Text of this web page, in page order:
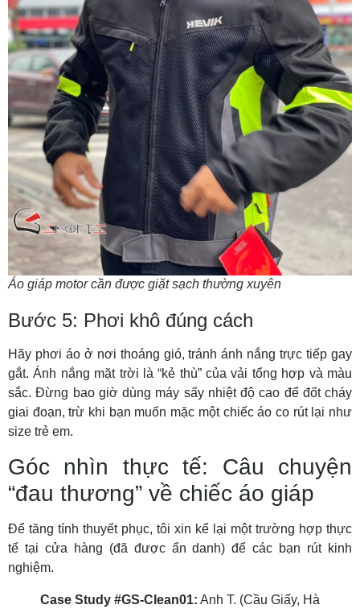
Áo giáp motor cần được giặt sạch thường xuyên
Bước 5: Phơi khô đúng cách
Hãy phơi áo ở nơi thoáng gió, tránh ánh nắng trực tiếp gay
gắt. Ánh nắng mặt trời là “kẻ thù” của vải tổng hợp và màu
sắc. Đừng bao giờ dùng máy sấy nhiệt độ cao để đốt cháy
giai đoạn, trừ khi bạn muốn mặc một chiếc áo co rút lại như
size trẻ em.
Góc nhìn thực tế: Câu chuyện
“đau thương” về chiếc áo giáp
Để tăng tính thuyết phục, tôi xin kể lại một trường hợp thực
tế tại cửa hàng (đã được ẩn danh) để các bạn rút kinh
nghiệm.
Case Study #GS-Clean01: Anh T. (Cầu Giấy, Hà